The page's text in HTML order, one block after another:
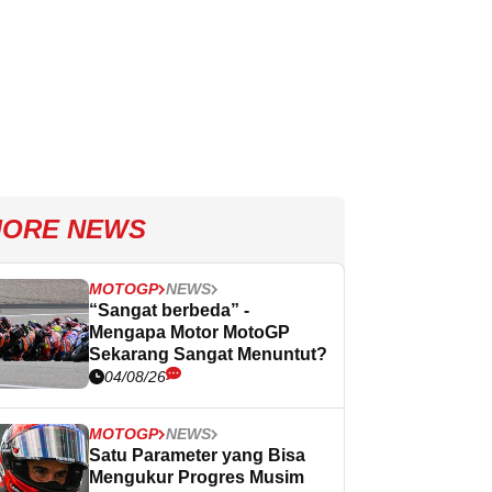
NEWS
MOTOGP NEWS
“Sangat berbeda” -
Mengapa Motor MotoGP
Sekarang Sangat Menuntut?
04/08/26
MOTOGP NEWS
Satu Parameter yang Bisa
Mengukur Progres Musim